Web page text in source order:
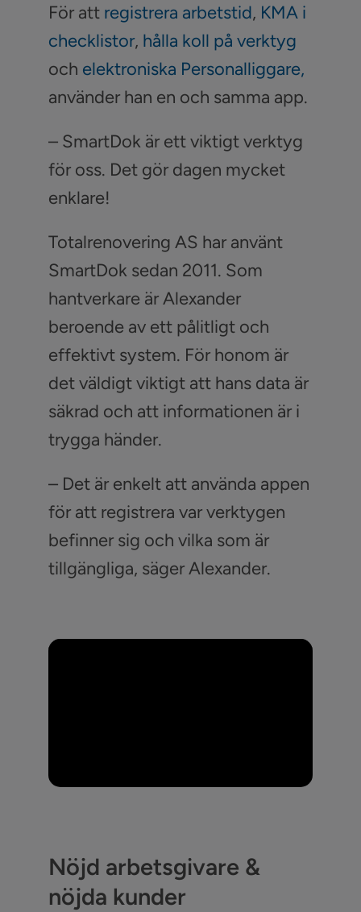
För att registrera arbetstid, KMA i
checklistor, hålla koll på verktyg
och elektroniska Personalliggare,
använder han en och samma app.
– SmartDok är ett viktigt verktyg
för oss. Det gör dagen mycket
enklare!
Totalrenovering AS har använt
SmartDok sedan 2011. Som
hantverkare är Alexander
beroende av ett pålitligt och
effektivt system. För honom är
det väldigt viktigt att hans data är
säkrad och att informationen är i
trygga händer.
– Det är enkelt att använda appen
för att registrera var verktygen
befinner sig och vilka som är
tillgängliga, säger Alexander.
Nöjd arbetsgivare &
nöjda kunder